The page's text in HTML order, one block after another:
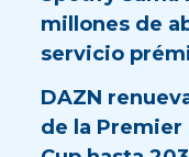
millones de
servicio
DAZN
de la Premier